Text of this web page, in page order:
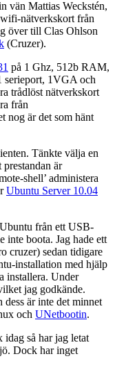
vän Mattias Weckstén,
nätverkskort från
över till Clas Ohlson
(Cruzer).
på 1 Ghz, 512b RAM,
serieport, 1VGA och
trådlöst nätverkskort
från
nog är det som hänt
Tänkte välja en
är
shell’ administera
Ubuntu Server 10.04
från ett USB-
inte boota. Jag hade ett
cruzer) sedan tidigare
installation med hjälp
installera. Under
jag godkände.
dess är inte det minnet
och UNetbootin.
så har jag letat
Dock har inget